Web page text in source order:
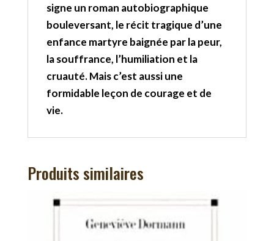
signe un roman autobiographique
bouleversant, le récit tragique d’une
enfance martyre baignée par la peur,
la souffrance, l’humiliation et la
cruauté. Mais c’est aussi une
formidable leçon de courage et de
vie.
Produits similaires